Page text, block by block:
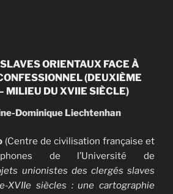
ORIENTAUX FACE À
(DEUXIÈME
MILIEU DU XVIIE SIÈCLE)
Dominique Liechtenhan
(Centre de civilisation française et
de l’Université de
unionistes des clergés slaves
XVIIe siècles : une cartographie